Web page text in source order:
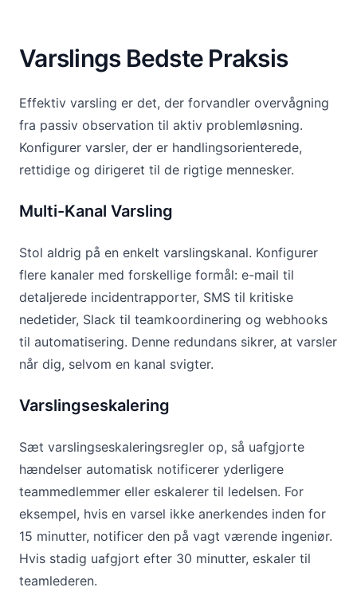
Varslings Bedste Praksis
Effektiv varsling er det, der forvandler overvågning
fra passiv observation til aktiv problemløsning.
Konfigurer varsler, der er handlingsorienterede,
rettidige og dirigeret til de rigtige mennesker.
Multi-Kanal Varsling
Stol aldrig på en enkelt varslingskanal. Konfigurer
flere kanaler med forskellige formål: e-mail til
detaljerede incidentrapporter, SMS til kritiske
nedetider, Slack til teamkoordinering og webhooks
til automatisering. Denne redundans sikrer, at varsler
når dig, selvom en kanal svigter.
Varslingseskalering
Sæt varslingseskaleringsregler op, så uafgjorte
hændelser automatisk notificerer yderligere
teammedlemmer eller eskalerer til ledelsen. For
eksempel, hvis en varsel ikke anerkendes inden for
15 minutter, notificer den på vagt værende ingeniør.
Hvis stadig uafgjort efter 30 minutter, eskaler til
teamlederen.